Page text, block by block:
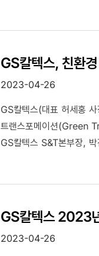
GS칼텍스, 친환
2023-04-26
GS칼텍스(대표 허세홍
트랜스포메이션(Green
GS칼텍스 S&T본부장,
GS칼텍스 2023
2023-04-26